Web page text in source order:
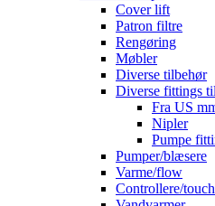
Cover lift
Patron filtre
Rengøring
Møbler
Diverse tilbehør
Diverse fittings
Fra US
Nipler
Pumpe
Pumper/blæsere
Varme/flow
Controllere/touch